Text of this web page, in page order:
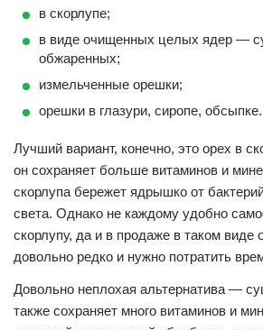
в скорлупе;
в виде очищенных целых ядер —
обжаренных;
измельченные орешки;
орешки в глазури, сиропе, обсыпке.
Лучший вариант, конечно, это орех в
он сохраняет больше витаминов и
скорлупа бережет ядрышко от
света. Однако не каждому удобно
скорлупу, да и в продаже в таком виде
довольно редко и нужно потратить
Довольно неплохая альтернатива —
также сохраняет много витаминов и